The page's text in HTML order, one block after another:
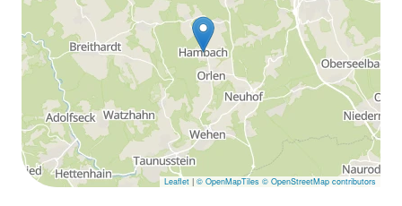
Leaflet | © OpenMapTiles © OpenStreetMap contributors